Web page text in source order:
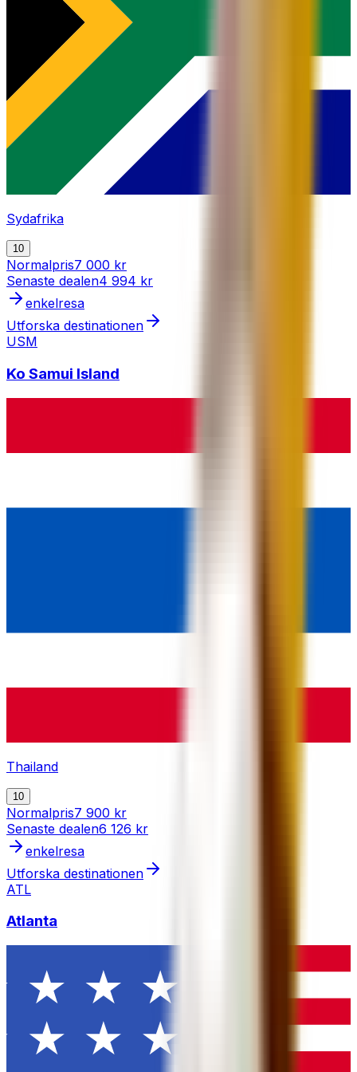
Sydafrika
10
Normalpris7 000 kr
Senaste dealen4 994 kr
enkelresa
Utforska destinationen
USM
Ko Samui Island
Thailand
10
Normalpris7 900 kr
Senaste dealen6 126 kr
enkelresa
Utforska destinationen
ATL
Atlanta